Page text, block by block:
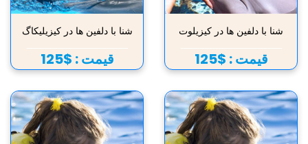
شنا با دلفین ها در کیزیلوت
قیمت : $125
شنا با دلفین ها در کیزیلیکاگ
قیمت : $125